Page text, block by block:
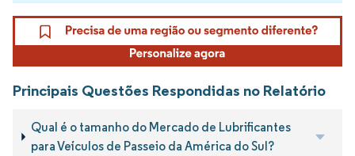
Principais Questões Respondidas no Relatório
Qual é o tamanho do Mercado de Lubrificantes
para Veículos de Passeio da América do Sul?